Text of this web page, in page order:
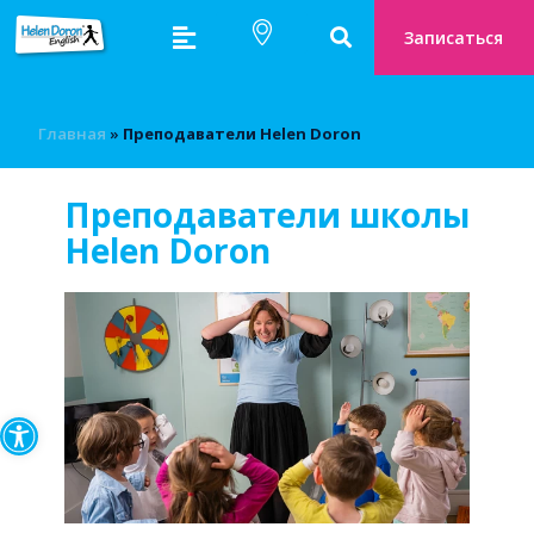
Открыть панель
Записаться
Главная » Преподаватели Helen Doron
Преподаватели школы
Helen Doron